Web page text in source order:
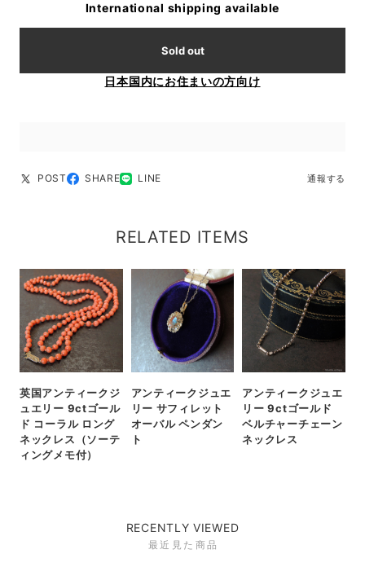
International shipping available
Sold out
日本国内にお住まいの方向け
POST SHARE LINE 通報する
RELATED ITEMS
英国アンティークジ
ュエリー 9ctゴール
ド コーラル ロング
ネックレス（ソーテ
ィングメモ付）
アンティークジュエ
リー サフィレット
オーバル ペンダン
ト
アンティークジュエ
リー 9ctゴールド
ベルチャーチェーン
ネックレス
RECENTLY VIEWED
最近見た商品